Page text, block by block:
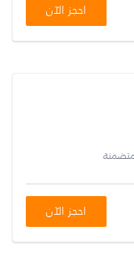
احجز الآن
احجز الآن